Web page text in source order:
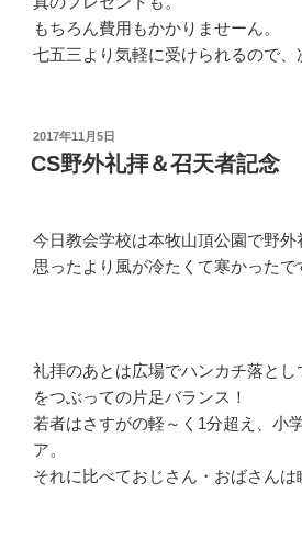
もちろん費用もかかりませーん。
七五三より気軽に受けられるので
投
稿
日:
2017年11月5日
CS野外礼拝＆召天者記念
今日教会学校は本牧山頂公園で野外
思ったより風が冷たくて寒かったで
礼拝のあとは広場でハンカチ落とし
をつぶっての片足バランス！
若者はさすがの軽～く1分超え、小
ア。
それに比べておじさん・おばさんは